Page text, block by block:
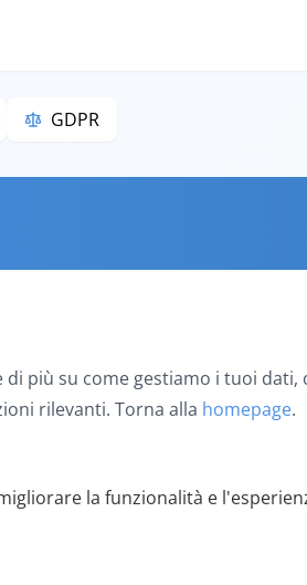
GDPR
più su come gestiamo i tuoi
rilevanti. Torna alla homepage.
la funzionalità e